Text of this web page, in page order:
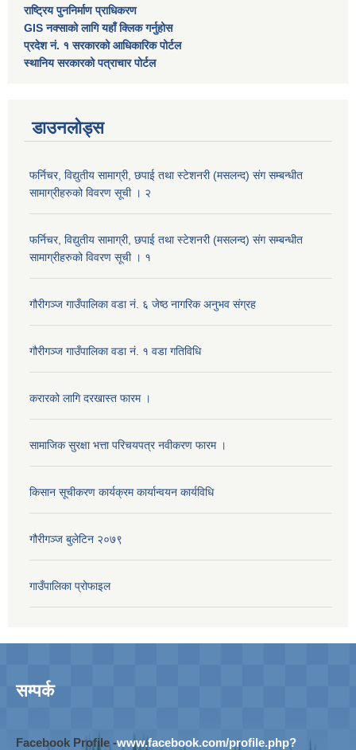
राष्ट्रिय पुननिर्माण प्राधिकरण
GIS नक्साको लागि यहाँ क्लिक गर्नुहोस
प्रदेश नं. १ सरकारको आधिकारिक पोर्टल
स्थानिय सरकारको पत्राचार पोर्टल
डाउनलोड्स
फर्निचर, विद्युतीय सामाग्री, छपाई तथा स्टेशनरी (मसलन्द) संग सम्बन्धीत
सामाग्रीहरुको विवरण सूची । २
फर्निचर, विद्युतीय सामाग्री, छपाई तथा स्टेशनरी (मसलन्द) संग सम्बन्धीत
सामाग्रीहरुको विवरण सूची । १
गौरीगञ्‍ज गाउँपालिका वडा नं. ६ जेष्ठ नागरिक अनुभव संग्रह
गौरीगञ्‍ज गाउँपालिका वडा नं. १ वडा गतिविधि
करारको लागि दरखास्त फारम ।
सामाजिक सुरक्षा भत्ता परिचयपत्र नवीकरण फारम ।
किसान सूचीकरण कार्यक्रम कार्यान्वयन कार्यविधि
गौरीगञ्‍ज बुलेटिन २०७९
गाउँपालिका प्रोफाइल
सम्पर्क
Facebook Profile -www.facebook.com/profile.php?